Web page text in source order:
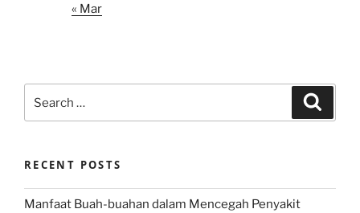
« Mar
for:
RECENT POSTS
Manfaat Buah-buahan dalam Mencegah Penyakit